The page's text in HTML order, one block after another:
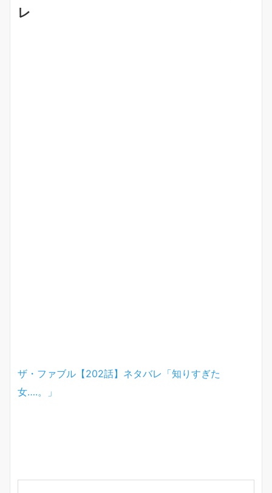
レ
ザ・ファブル【202話】ネタバレ「知りすぎた
女….。」